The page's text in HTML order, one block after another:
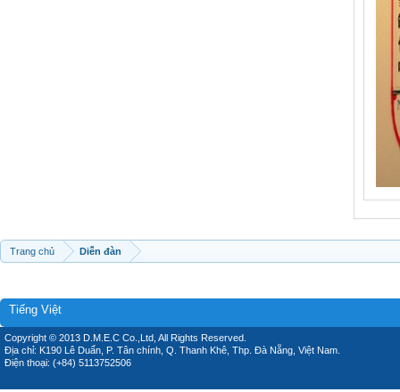
Trang chủ Diễn đàn
Tiếng Việt
Copyright © 2013 D.M.E.C Co.,Ltd, All Rights Reserved.
Địa chỉ: K190 Lê Duẩn, P. Tân chính, Q. Thanh Khê, Thp. Đà Nẵng, Việt Nam.
Điện thoại: (+84) 5113752506